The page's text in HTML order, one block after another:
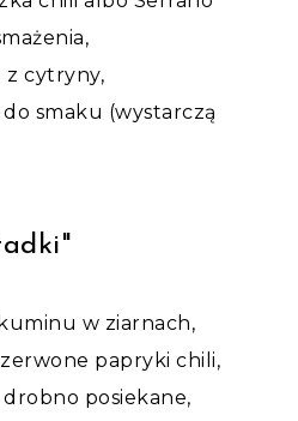
z cytryny,
smaku (wystarczą
kuminu w ziarnach,
papryki chili,
posiekane,